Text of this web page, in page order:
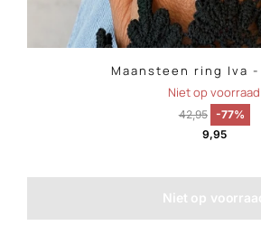
Maansteen ring Iva -
Niet op voorraad
42,95
-77%
9,95
Niet op